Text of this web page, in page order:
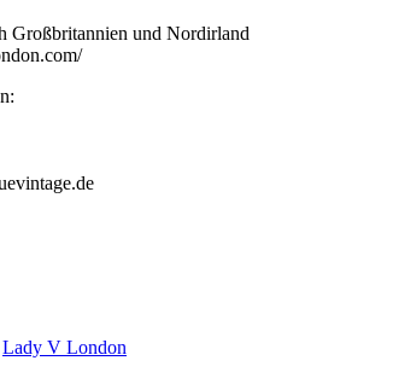
Großbritannien und Nordirland
Lady V London